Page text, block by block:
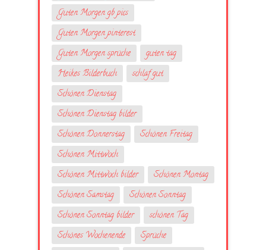
Guten Morgen gb pics
Guten Morgen pinterest
Guten Morgen sprüche
guten tag
Heikes Bilderbuch
schlaf gut
Schönen Dienstag
Schönen Dienstag bilder
Schönen Donnerstag
Schönen Freitag
Schönen Mittwoch
Schönen Mittwoch bilder
Schönen Montag
Schönen Samstag
Schönen Sonntag
Schönen Sonntag bilder
schönen Tag
Schönes Wochenende
Sprüche